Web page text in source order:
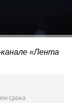
«Лента
срока